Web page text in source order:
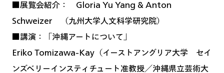
■展覧会紹介： Gloria Yu Yang & Anton
Schweizer （九州大学人文科学研究院）
■講演：「沖縄アートについて」
Eriko Tomizawa-Kay（イーストアングリア大学 セイ
ンズベリーインスティチュート准教授／沖縄県立芸術大